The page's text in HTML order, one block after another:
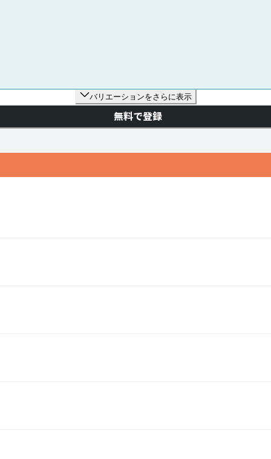
バリエーションをさらに表示
無料で登録